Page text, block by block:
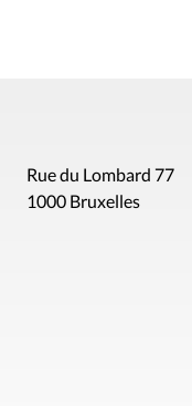
Rue du Lombard 77
1000 Bruxelles